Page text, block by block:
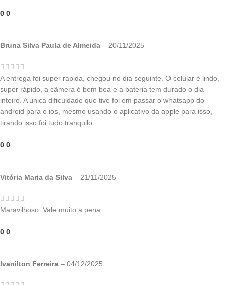
0 0
Bruna Silva Paula de Almeida – 20/11/2025
A entrega foi super rápida, chegou no dia seguinte. O celular é lindo,
super rápido, a câmera é bem boa e a bateria tem durado o dia
inteiro. A única dificuldade que tive foi em passar o whatsapp do
android para o ios, mesmo usando o aplicativo da apple para isso,
tirando isso foi tudo tranquilo
0 0
Vitória Maria da Silva – 21/11/2025
Maravilhoso. Vale muito a pena
0 0
Ivanilton Ferreira – 04/12/2025